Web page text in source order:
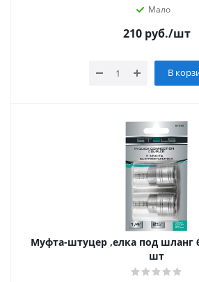
Мало
210руб./шт
В
Муфта-штуцер ,елка под шланг
шт